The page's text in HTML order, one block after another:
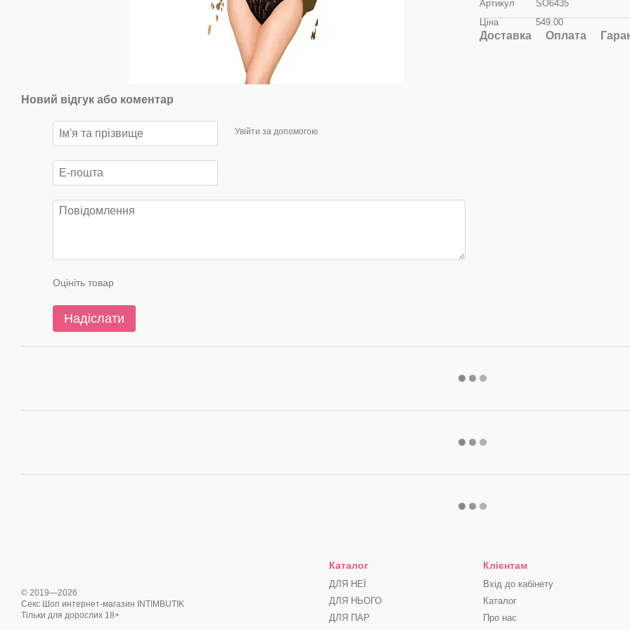
Новий відгук або коментар
Увійти за допомогою
Оцініть товар
Надіслати
Артикул
SO6435
Ціна
549.00
Доставка Оплата
© 2019—2026
Секс Шоп интернет-магазин INTIMBUTIK
Тільки для дорослих 18+
Каталог
ДЛЯ НЕЇ
ДЛЯ НЬОГО
ДЛЯ ПАР
Клієнтам
Вхід до кабінету
Каталог
Про нас